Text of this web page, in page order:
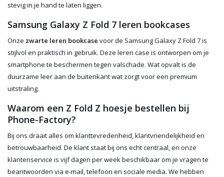
stevig in je hand te laten liggen.
Samsung Galaxy Z Fold 7 leren bookcases
Onze zwarte leren bookcase voor de Samsung Galaxy Z Fold 7 is
stijlvol en praktisch in gebruik. Deze leren case is ontworpen om je
smartphone te beschermen tegen valschade. Wat opvalt is de
duurzame leer aan de buitenkant wat zorgt voor een premium
uitstraling.
Waarom een Z Fold Z hoesje bestellen bij
Phone-Factory?
Bij ons draait alles om klanttevredenheid, klantvriendelijkheid en
betrouwbaarheid. De klant staat bij ons echt centraal, en onze
klantenservice is vijf dagen per week beschikbaar om je vragen te
beantwoorden via e-mail, telefoon en sociale media. We hebben